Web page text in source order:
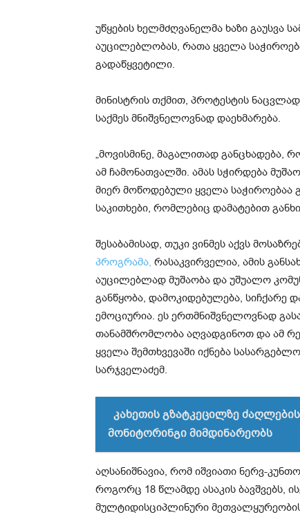
უწყების ხელმძღვანელმა ხაზი გაუსვა
აუცილებლობას, რათა ყველა
გადაწყვეტილი.
მინისტრის თქმით, პროტესტის
საქმეს მნიშვნელოვნად დაეხმარება.
„მოვისმინე, მაგალითად
ამ ჩამონათვალში. ამას სჭირდება
მიერ მოწოდებული ყველა საჭიროებაა
საკითხები, რომლებიც დამატებით
შესაბამისად, თუკი ვინმეს აქვს
პროგრამა, რასაკვირველია, ამის
აუცილებლად მუშაობა და უშუალო
განწყობა, დამოკიდებულება, სიჩქარე
ემოციურია. ეს ერთმნიშვნელოვნად
თანამშრომლობა აღვადგინოთ და ამ
ყველა შემთხვევაში იქნება
სარჯველაძემ.
კახეთის გზატკეცილზე
მონიტორინგი მიმდინარეობს
აღსანიშნავია, რომ იშვიათი ნერვ-
როგორც 18 წლამდე ასაკის ბავშვებს,
მულტიდისციპლინური